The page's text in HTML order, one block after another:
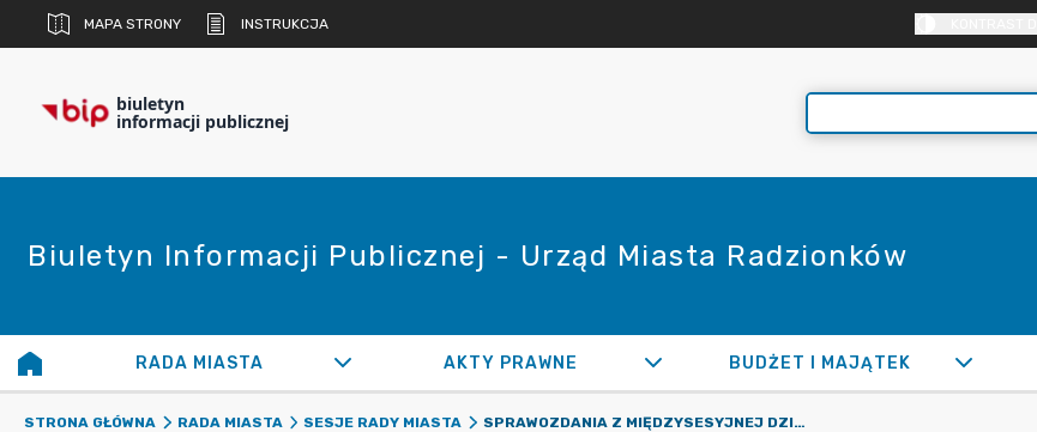
MAPA STRONY INSTRUKCJA
biuletyn
informacji publicznej
Biuletyn Informacji Publicznej - Urząd Miasta Radzionków
RADA MIASTA AKTY PRAWNE BUDŻET I MAJĄTEK
STRONA GŁÓWNA RADA MIASTA SESJE RADY MIASTA SPRAWOZDANIA Z MIĘDZYSESYJNEJ DZIAŁALNOŚCI BURMISTRZA MIASTA